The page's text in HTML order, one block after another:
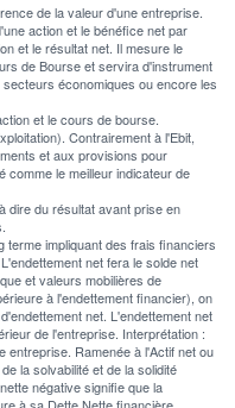
de la valeur d'une entreprise.
action et le bénéfice net par
et le résultat net. Il mesure le
de Bourse et servira d'instrument
économiques ou encore les
et le cours de bourse.
Contrairement à l'Ebit,
et aux provisions pour
comme le meilleur indicateur de
dire du résultat avant prise en
terme impliquant des frais financiers
net fera le solde net
et valeurs mobilières de
à l'endettement financier), on
net. L'endettement net
de l'entreprise. Interprétation :
entreprise. Ramenée à l'Actif net ou
la solvabilité et de la solidité
négative signifie que la